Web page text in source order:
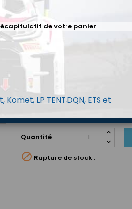
M/L (Tour de buste 89-110 cm /
Tailles
Couleur(s)
Noir
Jaune
166,80 €
Quantité
 Rupture de stock :
de votre panier
LP TENT,DQN, ETS et